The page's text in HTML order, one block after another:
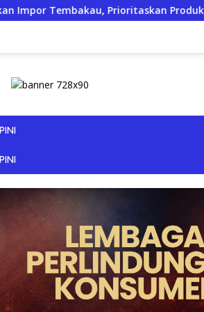
Produksi Nasional Saat Panen